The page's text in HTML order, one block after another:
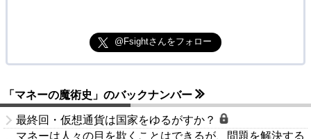
@Fsightさんをフォロー
「マネーの魔術史」のバックナンバー
最終回・仮想通貨は国家をゆるがすか？
マネーは人々の目を欺くことはできるが、問題を解決する